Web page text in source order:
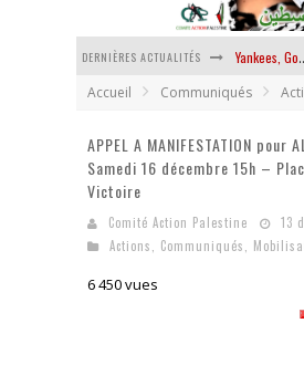
DERNIÈRES ACTUALITÉS
La révolution ou rien
La guerre
Accueil Communiqués
APPEL A MANIFESTATION pour
Samedi 16 décembre 15h –
Victoire
Comité Action Palestine
13
Actions
Communiqués
6 450 vues